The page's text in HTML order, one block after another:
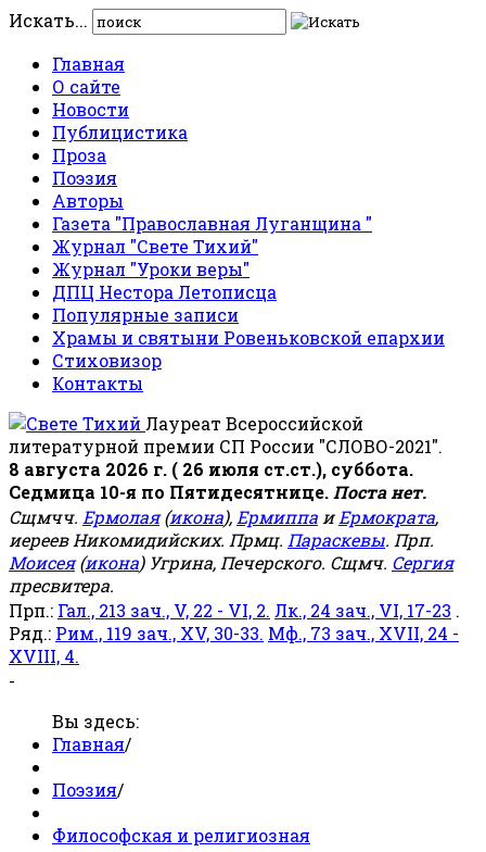
Искать...
Главная
О сайте
Новости
Публицистика
Проза
Поэзия
Авторы
Газета "Православная Луганщина "
Журнал "Свете Тихий"
Журнал "Уроки веры"
ДПЦ Нестора Летописца
Популярные записи
Храмы и святыни Ровеньковской епархии
Стиховизор
Контакты
Лауреат Всероссийской
литературной премии СП России "СЛОВО-2021".
8 августа 2026 г. ( 26 июля ст.ст.), суббота.
Седмица 10-я по Пятидесятнице. Поста нет.
Сщмчч. Ермолая(икона), Ермиппа иЕрмократа,
иереев Никомидийских. Прмц. Параскевы. Прп.
Моисея(икона) Угрина, Печерского. Сщмч. Сергия
пресвитера.
Прп.: Гал., 213 зач., V, 22 - VI, 2. Лк., 24 зач., VI, 17-23 .
Ряд.: Рим., 119 зач., XV, 30-33. Мф., 73 зач., XVII, 24 -
XVIII, 4.
-
Вы здесь:
Главная/
Поэзия/
Философская и религиозная